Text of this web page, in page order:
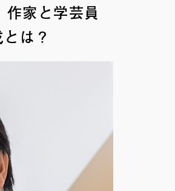
家と学芸員
は？